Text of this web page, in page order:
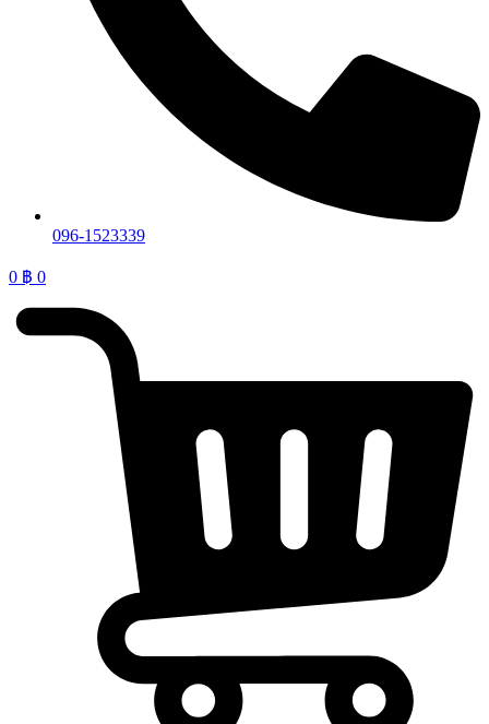
096-1523339
0 ฿ 0